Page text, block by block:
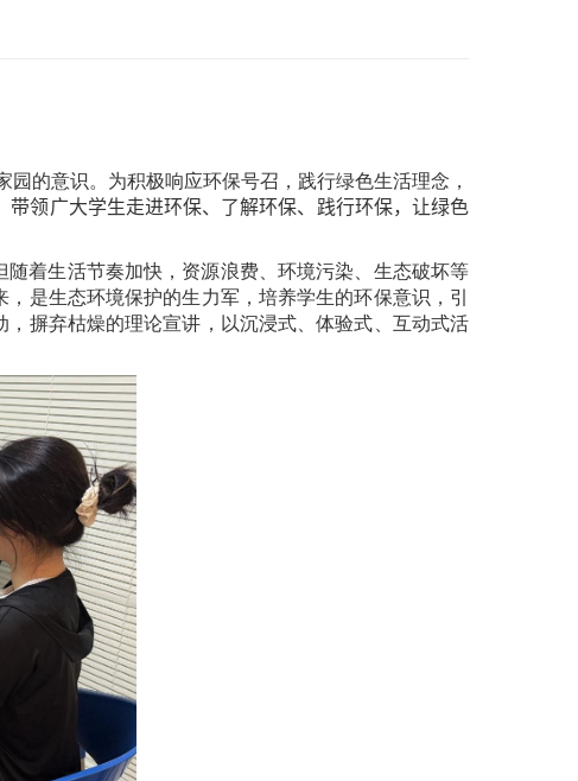
的意识。为积极响应环保号召，践行绿色生活理念，
领广大学生走进环保、了解环保、践行环保，让绿色
着生活节奏加快，资源浪费、环境污染、生态破坏等
是生态环境保护的生力军，培养学生的环保意识，引
摒弃枯燥的理论宣讲，以沉浸式、体验式、互动式活